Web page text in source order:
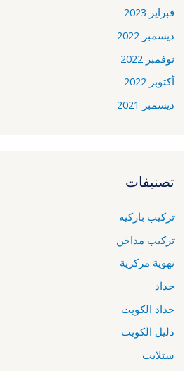
فبراير 2023
ديسمبر 2022
نوفمبر 2022
أكتوبر 2022
ديسمبر 2021
تصنيفات
تركيب باركيه
تركيب مداخن
تهوية مركزية
حداد
حداد الكويت
دليل الكويت
ستلايت